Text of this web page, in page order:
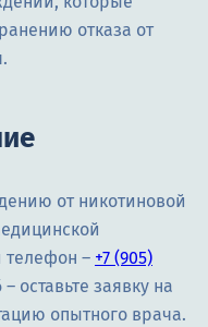
отказа от
от никотиновой
– +7 (905)
оставьте заявку на
опытного врача.